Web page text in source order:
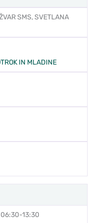
SMS, SVETLANA
IN MLADINE
06:30-13:30